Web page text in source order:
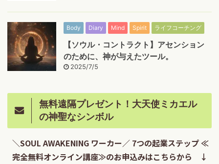
Body Diary Mind Spirit ライフコーチング
【ソウル・コントラクト】アセンション
のために、神が与えたツール。
2025/7/5
無料遠隔プレゼント！大天使ミカエル
の神聖なシンボル
＼SOUL AWAKENING ワーカー／ 7つの起業ステップ ≪
完全無料オンライン講座≫のお申込みはこちらから ↓